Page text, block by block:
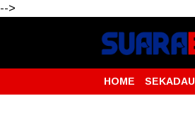
-->
HOME SEKADAU